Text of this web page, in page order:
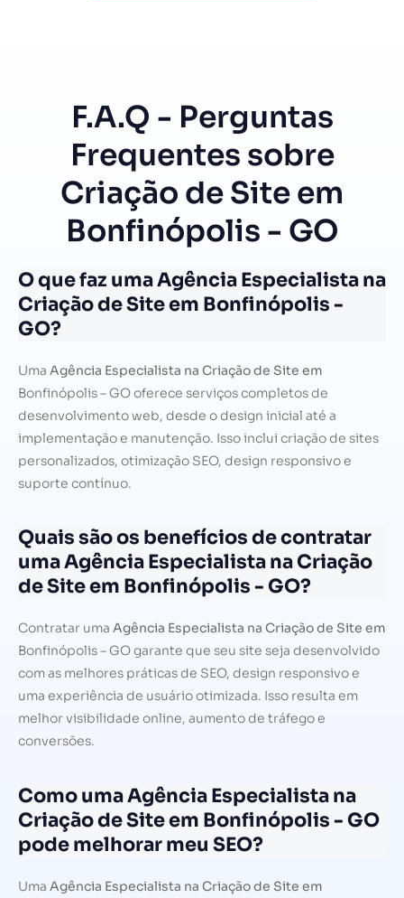
F.A.Q - Perguntas
Frequentes sobre
Criação de Site em
Bonfinópolis - GO
O que faz uma Agência Especialista na
Criação de Site em Bonfinópolis -
GO?
Uma Agência Especialista na Criação de Site em
Bonfinópolis – GO oferece serviços completos de
desenvolvimento web, desde o design inicial até a
implementação e manutenção. Isso inclui criação de sites
personalizados, otimização SEO, design responsivo e
suporte contínuo.
Quais são os benefícios de contratar
uma Agência Especialista na Criação
de Site em Bonfinópolis - GO?
Contratar uma Agência Especialista na Criação de Site em
Bonfinópolis – GO garante que seu site seja desenvolvido
com as melhores práticas de SEO, design responsivo e
uma experiência de usuário otimizada. Isso resulta em
melhor visibilidade online, aumento de tráfego e
conversões.
Como uma Agência Especialista na
Criação de Site em Bonfinópolis - GO
pode melhorar meu SEO?
Uma Agência Especialista na Criação de Site em